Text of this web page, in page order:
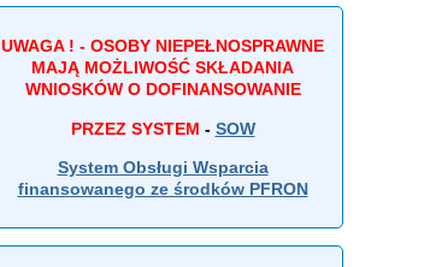
UWAGA ! - OSOBY NIEPEŁNOSPRAWNE
MAJĄ MOŻLIWOŚĆ SKŁADANIA
WNIOSKÓW O DOFINANSOWANIE
PRZEZ SYSTEM - SOW
System Obsługi Wsparcia
finansowanego ze środków PFRON